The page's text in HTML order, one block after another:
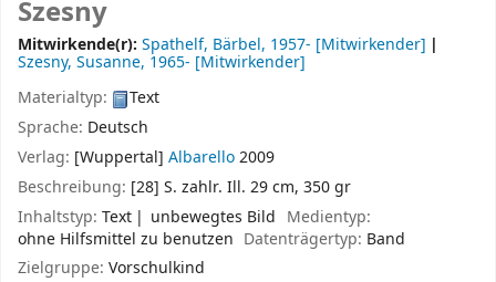
Szesny
Mitwirkende(r): Spathelf, Bärbel, 1957- [Mitwirkender]
Szesny, Susanne, 1965- [Mitwirkender]
Materialtyp:
Text
Sprache: Deutsch
Verlag: [Wuppertal] Albarello2009
Beschreibung: [28] S. zahlr. Ill. 29 cm, 350 gr
Inhaltstyp: Text unbewegtes Bild Medientyp:
ohne Hilfsmittel zu benutzen Datenträgertyp: Band
Zielgruppe: Vorschulkind